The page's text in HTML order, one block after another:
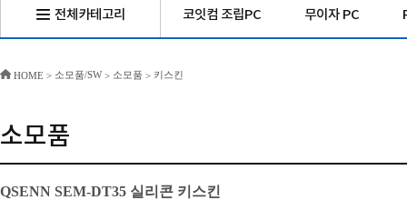
전체카테고리 코잇컴 조립PC 무이자 PC
HOME > 소모품/SW> 소모품 > 키스킨
소모품
QSENN SEM-DT35 실리콘 키스킨